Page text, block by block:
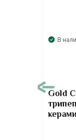
В
Gold